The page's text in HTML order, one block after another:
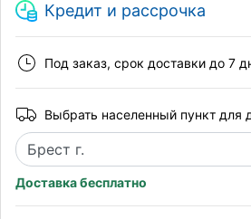
Кредит и рассрочка
Под заказ, срок доставки до 7
Выбрать населенный пункт для
Доставка бесплатно